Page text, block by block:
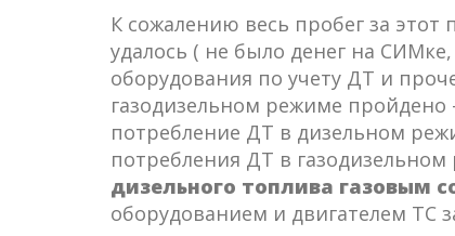
К сожалению весь пробег за
удалось ( не было денег на
оборудования по учету ДТ и
газодизельном режиме
потребление ДТ в дизельном
потребления ДТ в
дизельного топлива газовым
оборудованием и двигателем ТС